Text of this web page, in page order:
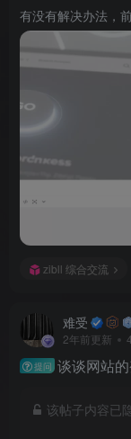
有没有解决办法，
zibll 综合交流
难受
2年前更新
提问 谈谈网站
该帖子内容已